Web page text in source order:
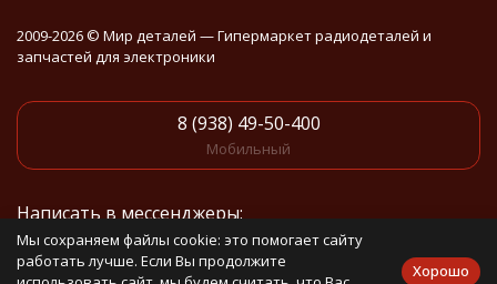
2009-2026 © Мир деталей — Гипермаркет радиодеталей и
запчастей для электроники
8 (938) 49-50-400
Мобильный
Написать в мессенджеры:
Написать в Telegram
Мы сохраняем файлы cookie: это помогает сайту
работать лучше. Если Вы продолжите
Хорошо